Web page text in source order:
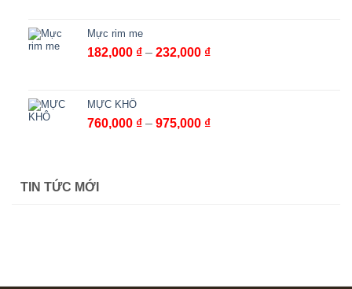
Mực rim me
182,000 ₫ – 232,000 ₫Khoảng
đến
MỰC KHÔ
760,000 ₫ – 975,000 ₫Khoảng
TIN TỨC MỚI